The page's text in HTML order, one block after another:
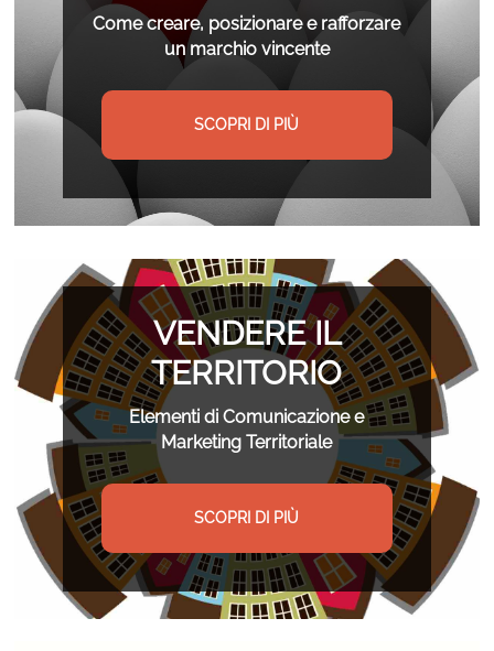
Come creare, posizionare e rafforzare
un marchio vincente
SCOPRI DI PIÙ
VENDERE IL
TERRITORIO
Elementi di Comunicazione e
Marketing Territoriale
SCOPRI DI PIÙ